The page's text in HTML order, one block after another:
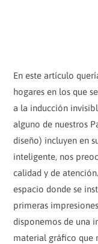
En este artículo
hogares en los que
a la inducción
alguno de nuestros
diseño) incluyen en
inteligente, nos
calidad y de
espacio donde se
primeras
disponemos de una
material gráfico que